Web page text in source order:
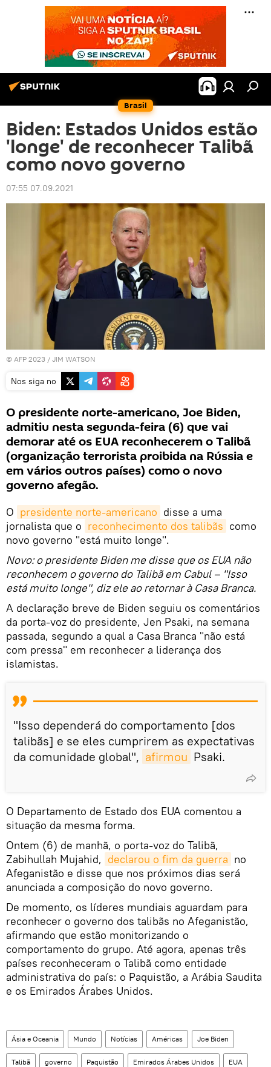
Brasil
Biden: Estados Unidos estão
'longe' de reconhecer Talibã
como novo governo
07:55 07.09.2021
© AFP 2023 / JIM WATSON
Nos siga no
O presidente norte-americano, Joe Biden,
admitiu nesta segunda-feira (6) que vai
demorar até os EUA reconhecerem o Talibã
(organização terrorista proibida na Rússia e
em vários outros países) como o novo
governo afegão.
O presidente norte-americano disse a uma
jornalista que o reconhecimento dos talibãs como
novo governo "está muito longe".
​Novo: o presidente Biden me disse que os EUA não
reconhecem o governo do Talibã em Cabul – "Isso
está muito longe", diz ele ao retornar à Casa Branca.
A declaração breve de Biden seguiu os comentários
da porta-voz do presidente, Jen Psaki, na semana
passada, segundo a qual a Casa Branca "não está
com pressa" em reconhecer a liderança dos
islamistas.
"Isso dependerá do comportamento [dos
talibãs] e se eles cumprirem as expectativas
da comunidade global", afirmou Psaki.
O Departamento de Estado dos EUA comentou a
situação da mesma forma.
Ontem (6) de manhã, o porta-voz do Talibã,
Zabihullah Mujahid, declarou o fim da guerra no
Afeganistão e disse que nos próximos dias será
anunciada a composição do novo governo.
De momento, os líderes mundiais aguardam para
reconhecer o governo dos talibãs no Afeganistão,
afirmando que estão monitorizando o
comportamento do grupo. Até agora, apenas três
países reconheceram o Talibã como entidade
administrativa do país: o Paquistão, a Arábia Saudita
e os Emirados Árabes Unidos.
Ásia e Oceania Mundo Notícias Américas Joe Biden
Talibã governo Paquistão Emirados Árabes Unidos EUA